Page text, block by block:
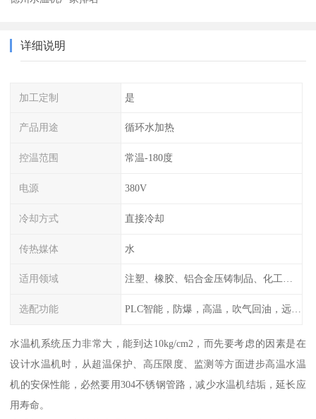
详细说明
加工定制 是
产品用途 循环水加热
控温范围 常温-180度
电源 380V
冷却方式 直接冷却
传热媒体 水
适用领域 注塑、橡胶、铝合金压铸制品、化工制药厂家、注塑机、压铸机、反应釜、热压机配套
选配功能 PLC智能，防爆，高温，吹气回油，远程通讯，云端数据存储，多点温控等等
水温机系统压力非常大，能到达10kg/cm2，而先要考虑的因素是在
设计水温机时，从超温保护、高压限度、监测等方面进步高温水温
机的安保性能，必然要用304不锈钢管路，减少水温机结垢，延长应
用寿命。